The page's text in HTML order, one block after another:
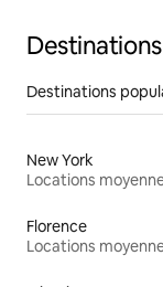
Destinations
New York
Florence